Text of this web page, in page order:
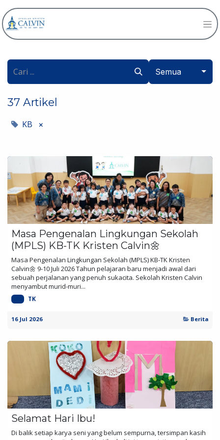
Semua
37 Artikel
KB ×
Masa Pengenalan Lingkungan Sekolah
(MPLS) KB-TK Kristen Calvin🌼
Masa Pengenalan Lingkungan Sekolah (MPLS) KB-TK Kristen
Calvin🌼 9-10 Juli 2026 Tahun pelajaran baru menjadi awal dari
sebuah perjalanan yang penuh sukacita. Sekolah Kristen Calvin
menyambut murid-muri...
TK
16 Jul 2026 Berita
Selamat Hari Ibu!
Di balik setiap karya seni yang belum sempurna, tersimpan kasih